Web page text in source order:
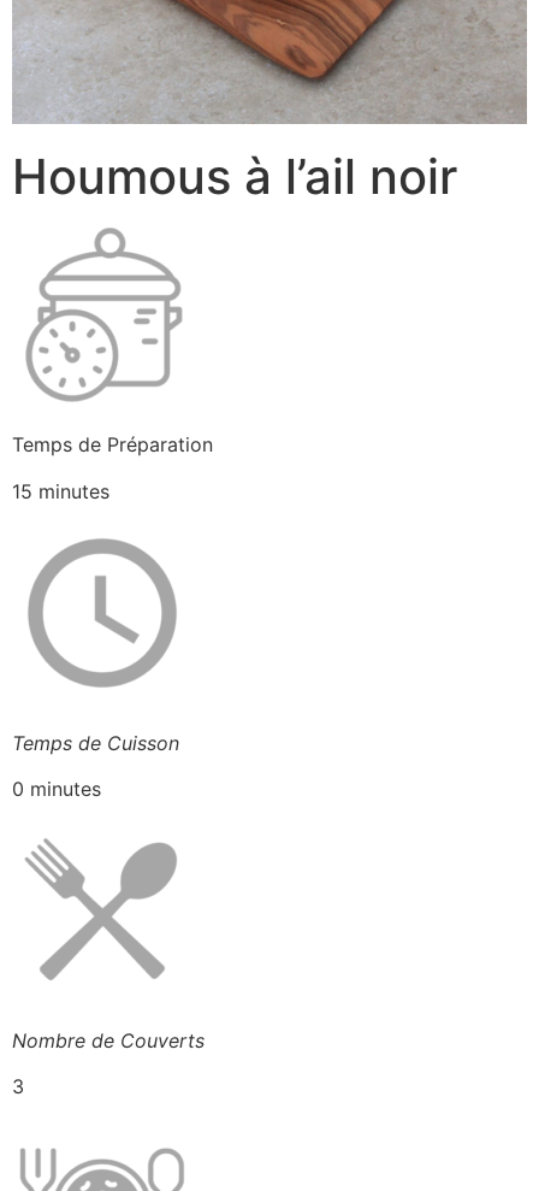
Houmous à l’ail noir
Temps de Préparation
15 minutes
Temps de Cuisson
0 minutes
Nombre de Couverts
3